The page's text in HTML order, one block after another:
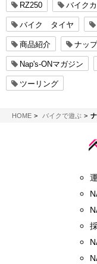
RZ250 バイク
バイク タイヤ
商品紹介 ナッ
Nap's-ONマガジン
ツーリング
HOMENAPS-ON マガジン
バイクで遊ぶ ナ